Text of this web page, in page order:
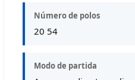
Número de polos
20 54
Modo de partida